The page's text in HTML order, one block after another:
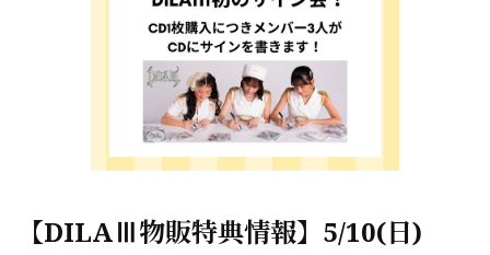
【DILAⅢ物販特典情報】5/10(日)